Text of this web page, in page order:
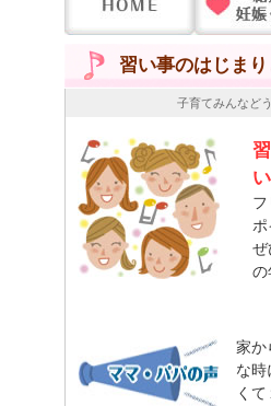
習い事のはじま
子育てみんなど
ぜ
の
家か
な時
く